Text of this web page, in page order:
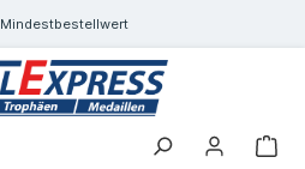
Mindestbestellwert